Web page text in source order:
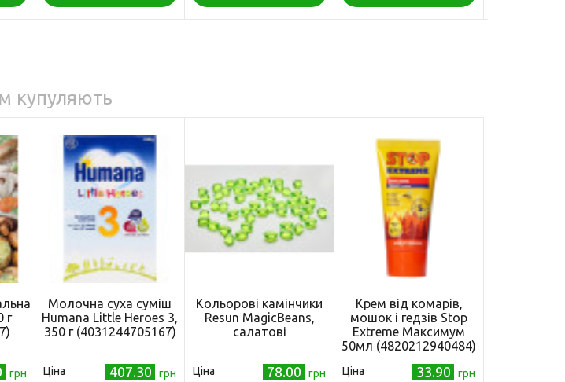
купуляють
г
грн
Молочна суха суміш
Humana Little Heroes 3,
350 г (4031244705167)
Ціна 407.30
грн
Кольорові камінчики
Resun MagicBeans,
салатові
Ціна 78.00 грн
Крем від комарів,
мошок і гедзів Stop
Extreme Максимум
50мл (4820212940484)
Ціна 33.90
грн